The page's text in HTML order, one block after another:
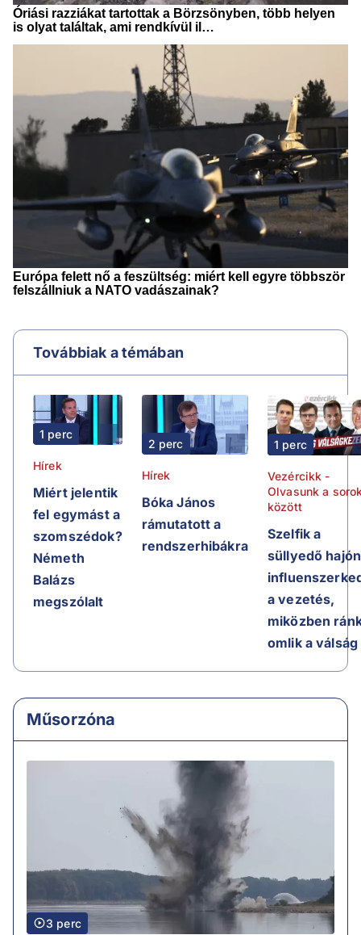
Továbbiak a témában
1 perc
Hírek
Miért jelentik
fel egymást a
szomszédok?
Németh
Balázs
megszólalt
2 perc
Hírek
Bóka János
rámutatott a
rendszerhibákra
1 perc
Vezércikk -
Olvasunk a
között
Szelfik a
süllyedő
a vezetés,
miközben
omlik a válság
Műsorzóna
3 perc